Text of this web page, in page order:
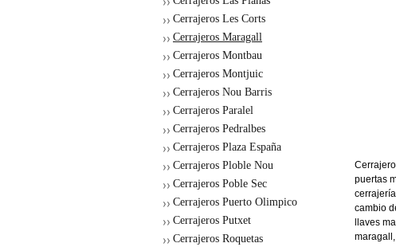
Cerrajeros Les Corts
Cerrajeros Maragall
Cerrajeros Montbau
Cerrajeros Montjuic
Cerrajeros Nou Barris
Cerrajeros Paralel
Cerrajeros Pedralbes
Cerrajeros Plaza España
Cerrajeros Ploble Nou
Cerrajeros Poble Sec
Cerrajeros Puerto Olimpico
Cerrajeros Putxet
Cerrajeros Roquetas
puertas
cambio
llaves